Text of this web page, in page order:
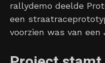
rallydemo deelde
een
voorzien was van een